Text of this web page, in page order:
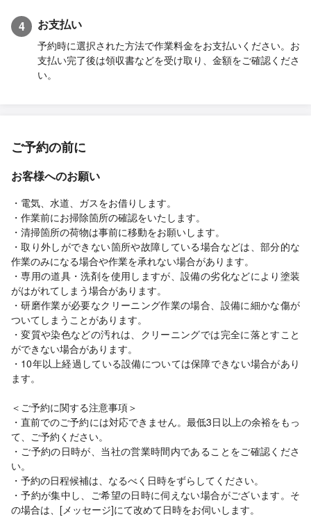
4 お支払い
予約時に選択された方法で作業料金をお支払いください。お
支払い完了後は領収書などを受け取り、金額をご確認くださ
い。
ご予約の前に
お客様へのお願い
・電気、水道、ガスをお借りします。
・作業前にお掃除箇所の確認をいたします。
・清掃箇所の荷物は事前に移動をお願いします。
・取り外しができない箇所や故障している場合などは、部分的な
作業のみになる場合や作業を承れない場合があります。
・専用の道具・洗剤を使用しますが、設備の劣化などにより塗装
がはがれてしまう場合があります。
・研磨作業が必要なクリーニング作業の場合、設備に細かな傷が
ついてしまうことがあります。
・変質や染色などの汚れは、クリーニングでは完全に落とすこと
ができない場合があります。
・10年以上経過している設備については保障できない場合があり
ます。
＜ご予約に関する注意事項＞
・直前でのご予約には対応できません。最低3日以上の余裕をもっ
て、ご予約ください。
・ご予約の日時が、当社の営業時間内であることをご確認くださ
い。
・予約の日程候補は、なるべく日時をずらしてください。
・予約が集中し、ご希望の日時に伺えない場合がございます。そ
の場合は、[メッセージ]にて改めて日時をお伺いします。